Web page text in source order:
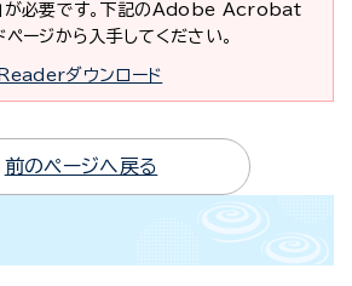
必要です。下記のAdobe Acrobat
ージから入手してください。
ダウンロード
前のページへ戻る